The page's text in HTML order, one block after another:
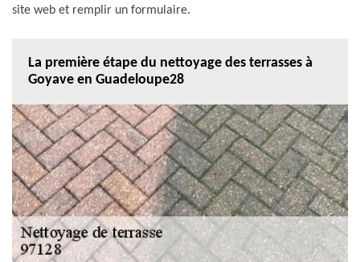
site web et remplir un formulaire.
La première étape du nettoyage des terrasses à
Goyave en Guadeloupe28